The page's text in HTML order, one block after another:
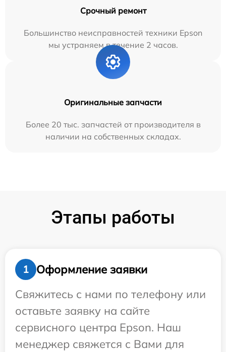
Срочный ремонт
Большинство неисправностей техники Epson
мы устраняем в течение 2 часов.
Оригинальные запчасти
Более 20 тыс. запчастей от производителя в
наличии на собственных складах.
Этапы работы
1
Оформление заявки
Свяжитесь с нами по телефону или
оставьте заявку на сайте
сервисного центра Epson. Наш
менеджер свяжется с Вами для